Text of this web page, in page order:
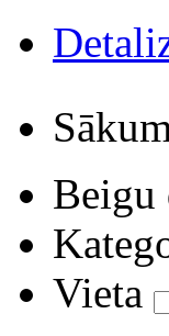
Beigu
Vieta